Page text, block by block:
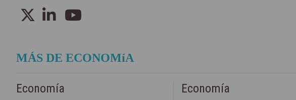
MÁS DE ECONOMíA
Economía Economía